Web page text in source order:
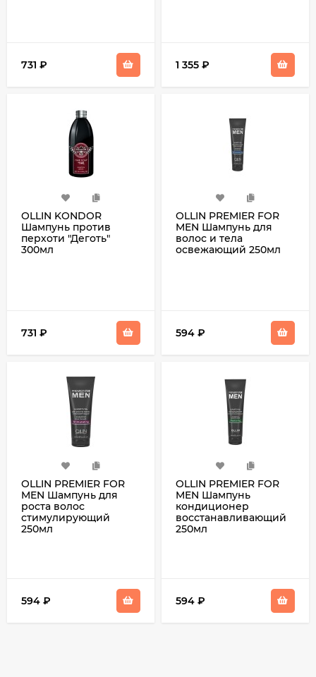
731 ₽ 1 355 ₽
OLLIN KONDOR
Шампунь против
перхоти "Деготь"
300мл
731 ₽
OLLIN PREMIER FOR
MEN Шампунь для
волос и тела
освежающий 250мл
594 ₽
OLLIN PREMIER FOR
MEN Шампунь для
роста волос
стимулирующий
250мл
594 ₽
OLLIN PREMIER FOR
MEN Шампунь
кондиционер
восстанавливающий
250мл
594 ₽